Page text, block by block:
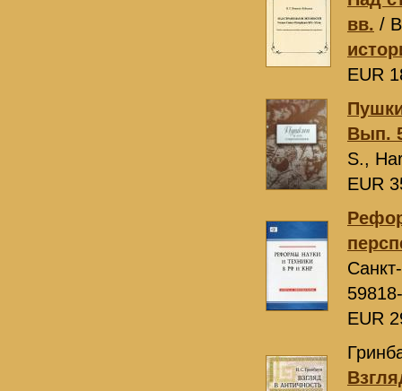
вв. /
EUR
Вып.
S.,
EUR
EUR